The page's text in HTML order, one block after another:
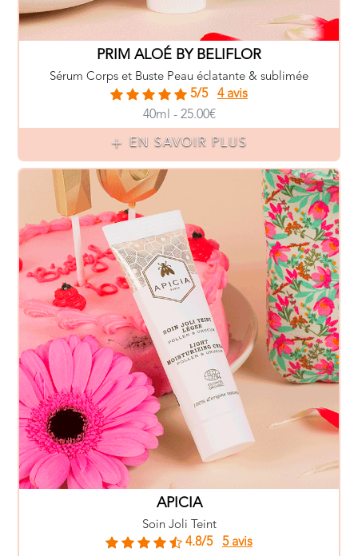
PRIM ALOÉ BY BELIFLOR
Sérum Corps et Buste Peau éclatante & sublimée
5/5
4 avis
40ml - 25.00€
EN SAVOIR PLUS
APICIA
Soin Joli Teint
4.8/5
5 avis